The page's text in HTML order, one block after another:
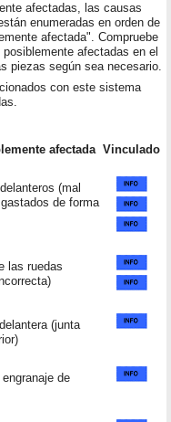
afectadas, las causas
enumeradas en orden de
afectada". Compruebe
afectadas en el
piezas según sea necesario.
con este sistema
afectada Vinculado
(mal
de forma
las ruedas
(junta
de